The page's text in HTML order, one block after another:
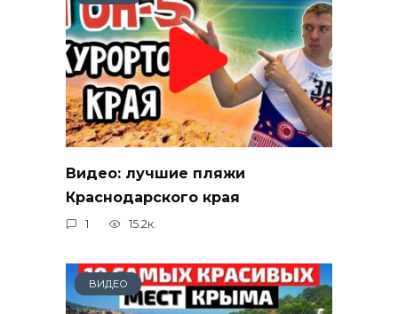
Видео: лучшие пляжи
Краснодарского края
1 15.2к.
ВИДЕО